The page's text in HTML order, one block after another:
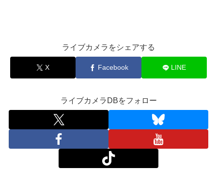
ライブカメラをシェアする
X Facebook LINE
ライブカメラDBをフォロー